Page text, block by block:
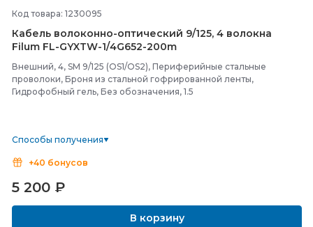
Код товара: 1230095
Кабель волоконно-оптический 9/125, 4 волокна
Filum FL-GYXTW-1/4G652-200m
Внешний, 4, SM 9/125 (OS1/OS2), Периферийные стальные
проволоки, Броня из стальной гофрированной ленты,
Гидрофобный гель, Без обозначения, 1.5
Способы получения
+40 бонусов
5 200 ₽
В корзину